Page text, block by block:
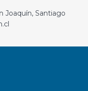
Joaquín, Santiago